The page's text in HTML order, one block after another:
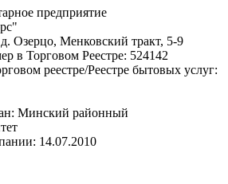
предприятие
Озерцо, Менковский тракт, 5-9
в Торговом Реестре: 524142
реестре/Реестре бытовых услуг:
Минский районный
14.07.2010